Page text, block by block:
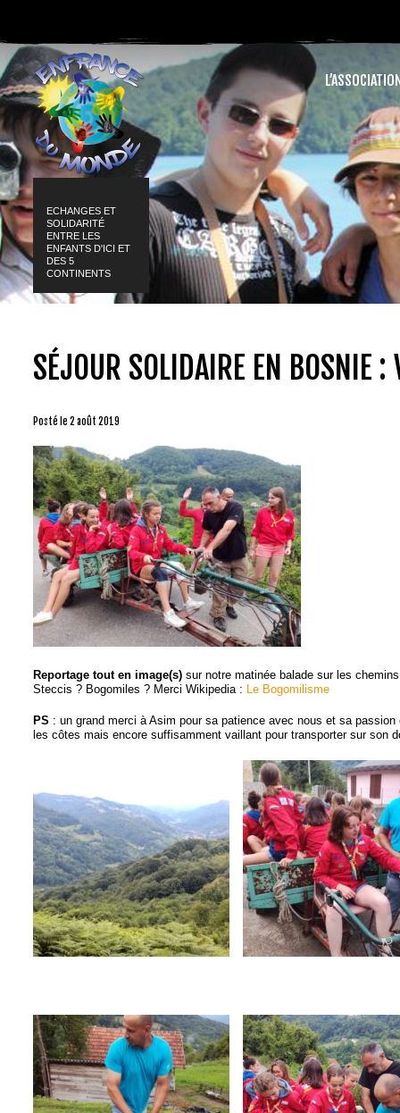
ECHANGES ET
SOLIDARITÉ
ENTRE LES
ENFANTS D'ICI ET
DES 5
CONTINENTS
SÉJOUR SOLIDAIRE EN BOSNIE :
Posté le 2 août 2019
Reportage tout en image(s) sur notre matinée balade sur les
Steccis ? Bogomiles ? Merci Wikipedia : Le Bogomilisme
PS : un grand merci à Asim pour sa patience avec nous et sa
les côtes mais encore suffisamment vaillant pour transporter sur son